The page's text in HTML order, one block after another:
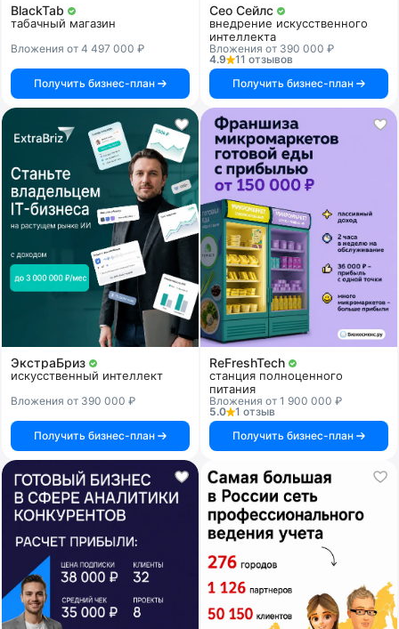
BlackTab
табачный магазин
Вложения от 4 497 000 ₽
Получить бизнес-план
Сео Сейлс
внедрение искусственного
интеллекта
Вложения от 390 000 ₽
4.9
11 отзывов
Получить бизнес-план
ЭкстраБриз
искусственный интеллект
Вложения от 390 000 ₽
Получить бизнес-план
ReFreshTech
станция полноценного
питания
Вложения от 1 900 000 ₽
5.0
1 отзыв
Получить бизнес-план